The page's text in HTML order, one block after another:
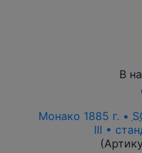
В
Монако 1885 г. •
III •